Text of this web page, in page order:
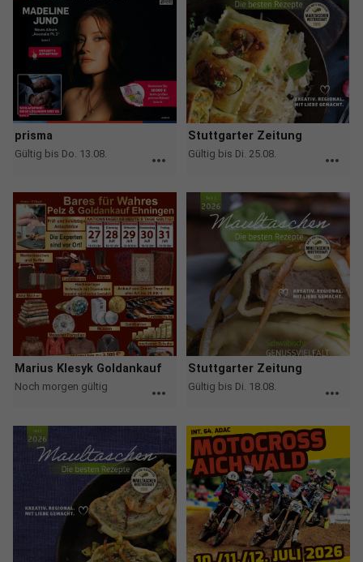
prisma
Gültig bis Do. 13.08. more_horiz
Stuttgarter Zeitung
Gültig bis Di. 25.08. more_horiz
Marius Klesyk Goldankauf
Noch morgen gültig more_horiz
Stuttgarter Zeitung
Gültig bis Di. 18.08. more_horiz